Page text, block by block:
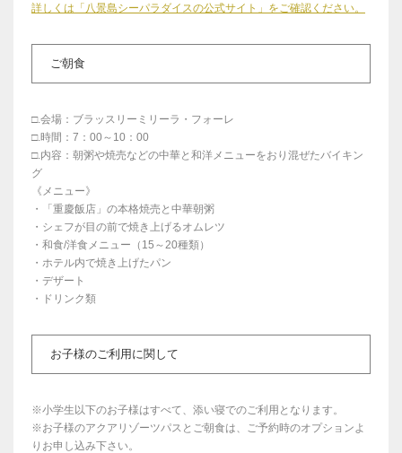
詳しくは「八景島シーパラダイスの公式サイト」をご確認ください。
ご朝食
□.会場：ブラッスリーミリーラ・フォーレ
□.時間：7：00～10：00
□.内容：朝粥や焼売などの中華と和洋メニューをおり混ぜたバイキン
グ
《メニュー》
・「重慶飯店」の本格焼売と中華朝粥
・シェフが目の前で焼き上げるオムレツ
・和食/洋食メニュー（15～20種類）
・ホテル内で焼き上げたパン
・デザート
・ドリンク類
お子様のご利用に関して
※小学生以下のお子様はすべて、添い寝でのご利用となります。
※お子様のアクアリゾーツパスとご朝食は、ご予約時のオプションよ
りお申し込み下さい。